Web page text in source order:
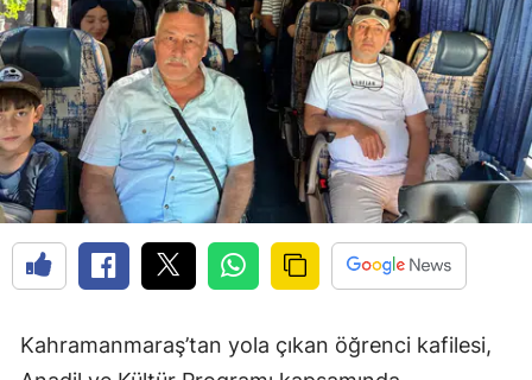
Kahramanmaraş’tan yola çıkan öğrenci kafilesi,